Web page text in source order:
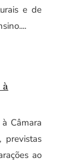
e de
à
Câmara
previstas
ao